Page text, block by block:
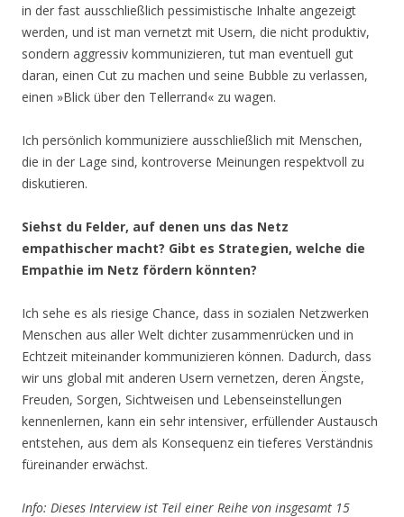
in der fast ausschließlich pessimistische Inhalte angezeigt
werden, und ist man vernetzt mit Usern, die nicht produktiv,
sondern aggressiv kommunizieren, tut man eventuell gut
daran, einen Cut zu machen und seine Bubble zu verlassen,
einen »Blick über den Tellerrand« zu wagen.
Ich persönlich kommuniziere ausschließlich mit Menschen,
die in der Lage sind, kontroverse Meinungen respektvoll zu
diskutieren.
Siehst du Felder, auf denen uns das Netz
empathischer macht? Gibt es Strategien, welche die
Empathie im Netz fördern könnten?
Ich sehe es als riesige Chance, dass in sozialen Netzwerken
Menschen aus aller Welt dichter zusammenrücken und in
Echtzeit miteinander kommunizieren können. Dadurch, dass
wir uns global mit anderen Usern vernetzen, deren Ängste,
Freuden, Sorgen, Sichtweisen und Lebenseinstellungen
kennenlernen, kann ein sehr intensiver, erfüllender Austausch
entstehen, aus dem als Konsequenz ein tieferes Verständnis
füreinander erwächst.
Info: Dieses Interview ist Teil einer Reihe von insgesamt 15